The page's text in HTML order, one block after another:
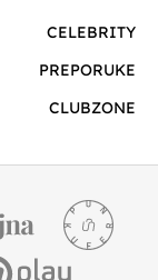
CELEBRITY
PREPORUKE
CLUBZONE